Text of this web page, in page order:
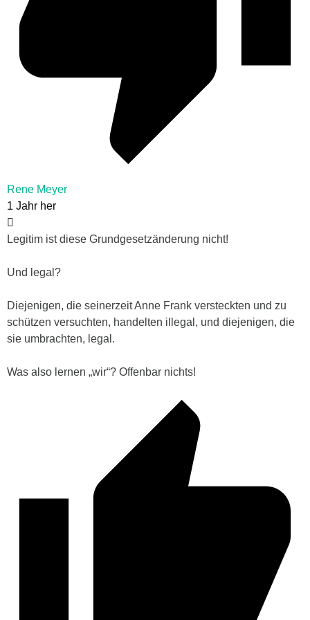
Rene Meyer
1 Jahr her
Legitim ist diese Grundgesetzänderung nicht!
Und legal?
Diejenigen, die seinerzeit Anne Frank versteckten und zu
schützen versuchten, handelten illegal, und diejenigen, die
sie umbrachten, legal.
Was also lernen „wir“? Offenbar nichts!